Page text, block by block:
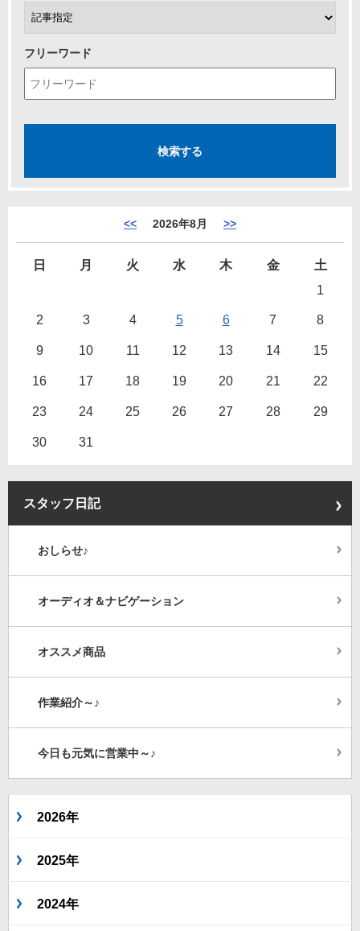
フリーワード
<< 2026年8月 >>
日 月 火 水 木 金
土
1
2 3 4 5 6 7 8
9 10 11 12 13 14 15
16 17 18 19 20 21 22
23 24 25 26 27 28 29
30 31
スタッフ日記
おしらせ♪
オーディオ＆ナビゲーション
オススメ商品
作業紹介～♪
今日も元気に営業中～♪
2026年
2025年
2024年